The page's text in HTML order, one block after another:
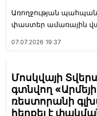
Առողջության
փաստեր ամառային
07.07.2026 19:37
Մոսկվայի
գտնվող
ռեստորանի
հերքել է